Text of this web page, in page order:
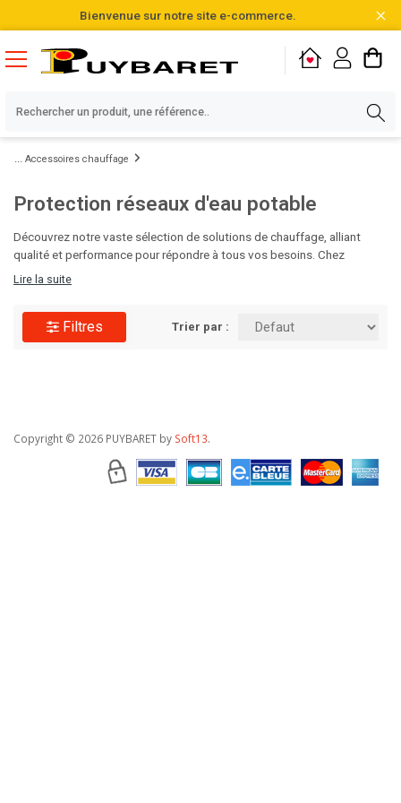
Bienvenue sur notre site e-commerce.
Accessoires chauffage
Protection réseaux d'eau potable
Découvrez notre vaste sélection de solutions de chauffage, alliant
qualité et performance pour répondre à tous vos besoins. Chez
Puybaret, nous vous proposons plus de 20 000 références,
notre gamme et faites le choix de l'excellence dès aujourd'hui !
Lire la suite
Filtres Trier par :
Copyright © 2026 PUYBARET by Soft13.